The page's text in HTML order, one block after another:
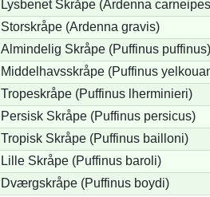
Lysbenet Skråpe (Ardenna
Storskråpe (Ardenna gravis)
Almindelig Skråpe (Puffinus puffinus)
Middelhavsskråpe (Puffinus
Tropeskråpe (Puffinus lherminieri)
Persisk Skråpe (Puffinus persicus)
Tropisk Skråpe (Puffinus bailloni)
Lille Skråpe (Puffinus baroli)
Dværgskråpe (Puffinus boydi)